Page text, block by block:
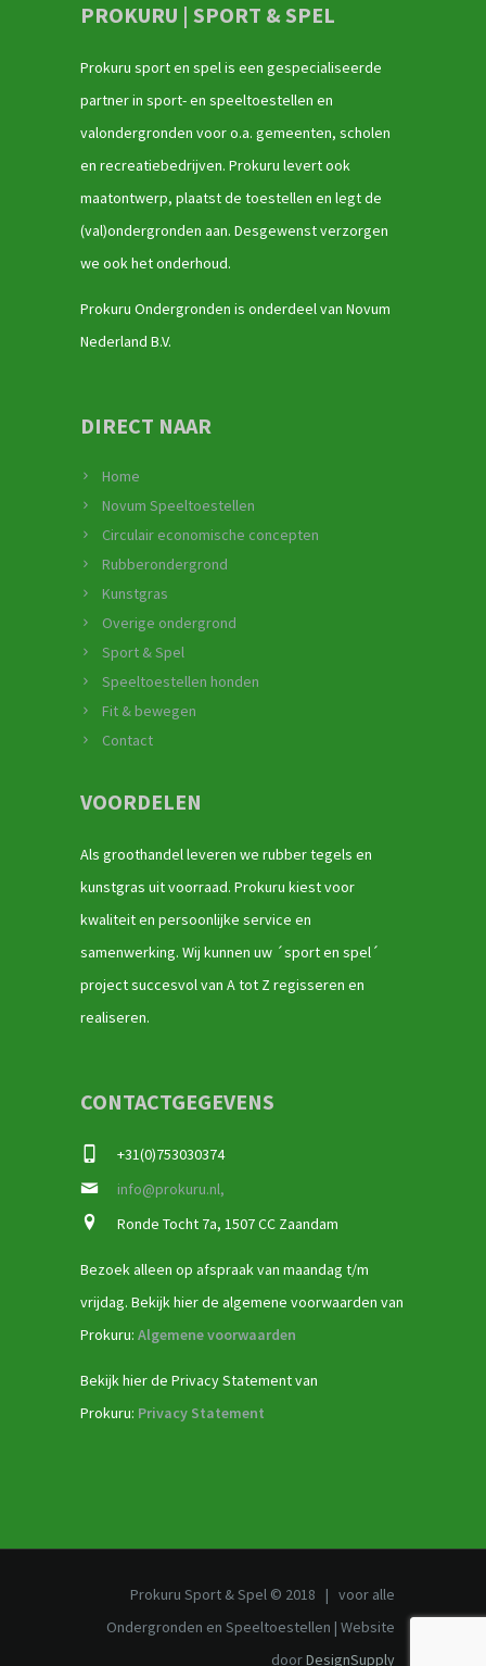
PROKURU | SPORT & SPEL
Prokuru sport en spel is een gespecialiseerde
partner in sport- en speeltoestellen en
valondergronden voor o.a. gemeenten, scholen
en recreatiebedrijven. Prokuru levert ook
maatontwerp, plaatst de toestellen en legt de
(val)ondergronden aan. Desgewenst verzorgen
we ook het onderhoud.
Prokuru Ondergronden is onderdeel van Novum
Nederland B.V.
DIRECT NAAR
Home
Novum Speeltoestellen
Circulair economische concepten
Rubberondergrond
Kunstgras
Overige ondergrond
Sport & Spel
Speeltoestellen honden
Fit & bewegen
Contact
VOORDELEN
Als groothandel leveren we rubber tegels en
kunstgras uit voorraad. Prokuru kiest voor
kwaliteit en persoonlijke service en
samenwerking. Wij kunnen uw ´sport en spel´
project succesvol van A tot Z regisseren en
realiseren.
CONTACTGEGEVENS
+31(0)753030374
info@prokuru.nl,
Ronde Tocht 7a, 1507 CC Zaandam
Bezoek alleen op afspraak van maandag t/m
vrijdag. Bekijk hier de algemene voorwaarden van
Prokuru: Algemene voorwaarden
Bekijk hier de Privacy Statement van
Prokuru: Privacy Statement
Prokuru Sport & Spel © 2018 | voor alle
Ondergronden en Speeltoestellen | Website
doorDesignSupply